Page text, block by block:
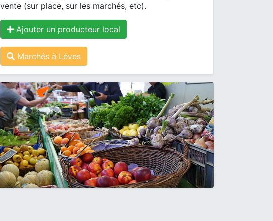
vente (sur place, sur les marchés, etc).
Ajouter un producteur local
Marchés à Lèves